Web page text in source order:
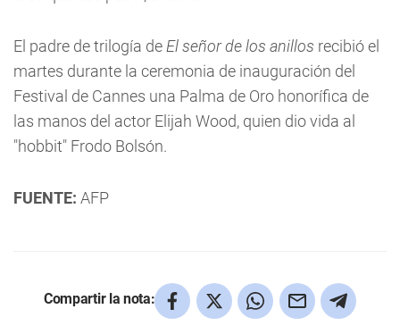
El padre de trilogía de El señor de los anillos recibió el
martes durante la ceremonia de inauguración del
Festival de Cannes una Palma de Oro honorífica de
las manos del actor Elijah Wood, quien dio vida al
"hobbit" Frodo Bolsón.
FUENTE: AFP
Compartir la nota: